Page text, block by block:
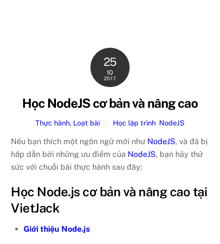
25
10
2017
Học NodeJS cơ bản và nâng cao
Thực hành, Loạt bài Học lập trình, NodeJS
Nếu bạn thích một ngôn ngữ mới như NodeJS, và đã bị
hấp dẫn bởi những ưu điểm của NodeJS, bạn hãy thử
sức với chuỗi bài thực hành sau đây:
Học Node.js cơ bản và nâng cao tại
VietJack
Giới thiệu Node.js